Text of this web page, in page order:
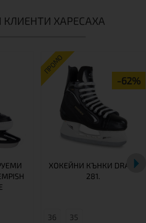
КЛИЕНТИ ХАРЕСАХА
ПРОМО
-62%
ХОКЕЙНИ КЪНКИ DRAFT
281.
36 35